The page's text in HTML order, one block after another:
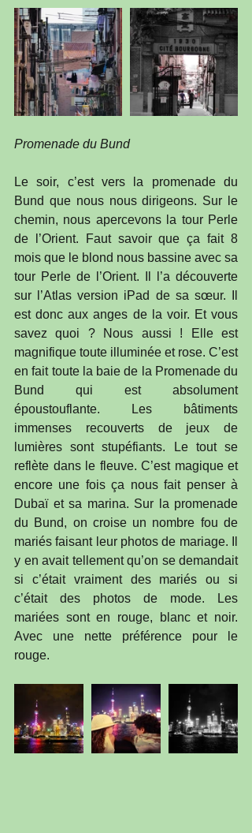
Promenade du Bund
Le soir, c’est vers la promenade du
Bund que nous nous dirigeons. Sur le
chemin, nous apercevons la tour Perle
de l’Orient. Faut savoir que ça fait 8
mois que le blond nous bassine avec sa
tour Perle de l’Orient. Il l’a découverte
sur l’Atlas version iPad de sa sœur. Il
est donc aux anges de la voir. Et vous
savez quoi ? Nous aussi ! Elle est
magnifique toute illuminée et rose. C’est
en fait toute la baie de la Promenade du
Bund qui est absolument
époustouflante. Les bâtiments
immenses recouverts de jeux de
lumières sont stupéfiants. Le tout se
reflète dans le fleuve. C’est magique et
encore une fois ça nous fait penser à
Dubaï et sa marina. Sur la promenade
du Bund, on croise un nombre fou de
mariés faisant leur photos de mariage. Il
y en avait tellement qu’on se demandait
si c’était vraiment des mariés ou si
c’était des photos de mode. Les
mariées sont en rouge, blanc et noir.
Avec une nette préférence pour le
rouge.